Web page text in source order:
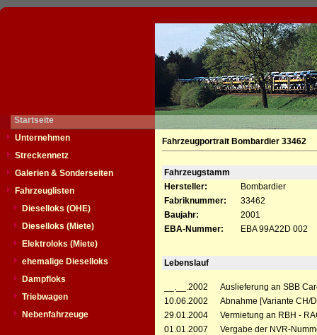
Startseite
Unternehmen
Streckennetz
Galerien & Sonderseiten
Fahrzeuglisten
Dieselloks (OHE)
Dieselloks (Miete)
Elektroloks (Miete)
ehemalige Dieselloks
Dampfloks
Triebwagen
Nebenfahrzeuge
Fahrzeugportrait Bombardier 33462
Fahrzeugstamm
Hersteller:
Bombardier
Fabriknummer:
33462
Baujahr:
2001
EBA-Nummer:
EBA 99A22D 002
Lebenslauf
__.__.2002
Auslieferung an SBB
10.06.2002
Abnahme [Variante CH/
29.01.2004
Vermietung an RBH -
01.01.2007
Vergabe der NVR-